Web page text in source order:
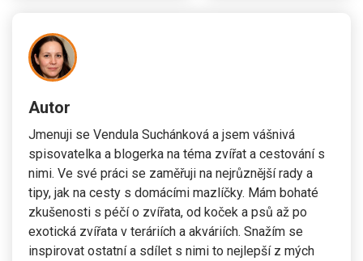
Autor
Jmenuji se Vendula Suchánková a jsem vášnivá
spisovatelka a blogerka na téma zvířat a cestování s
nimi. Ve své práci se zaměřuji na nejrůznější rady a
tipy, jak na cesty s domácími mazlíčky. Mám bohaté
zkušenosti s péčí o zvířata, od koček a psů až po
exotická zvířata v teráriích a akváriích. Snažím se
inspirovat ostatní a sdílet s nimi to nejlepší z mých